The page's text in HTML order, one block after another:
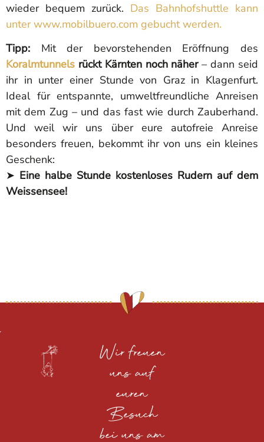
wieder bequem zurück. Das Bahnhofshuttle kann
unter www.mobilbuero.com gebucht werden.
Tipp: Mit der bevorstehenden Eröffnung des
Koralmtunnels rückt Kärnten noch näher– dann seid
ihr in unter einer Stunde von Graz in Klagenfurt.
Ideal für entspannte, umweltfreundliche Anreisen
mit dem Zug – und das fast wie durch Zauberhand.
Und weil wir uns über eure autofreie Anreise
besonders freuen, bekommt ihr von uns ein kleines
Geschenk:
➤ Eine halbe Stunde kostenloses Rudern auf dem
Weissensee!
Wir freuen
uns auf
euren
Besuch
bei uns am